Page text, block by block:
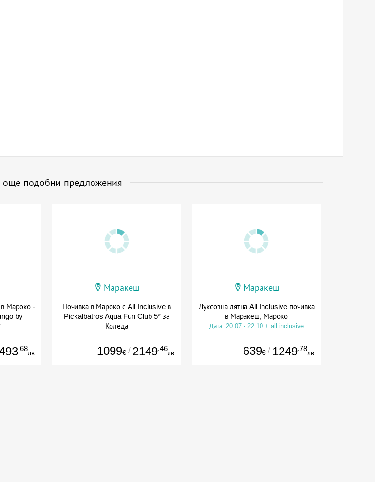
още подобни предложения
в Мароко -
by
.68
лв.
Маракеш
Почивка в Мароко с All Inclusive в
Pickalbatros Aqua Fun Club 5* за
Коледа
1099€ / 2149.46
лв.
Маракеш
Луксозна лятна All Inclusive почивка
в Маракеш, Мароко
Дата: 20.07 - 22.10 + all inclusive
639€ / 1249.78
лв.